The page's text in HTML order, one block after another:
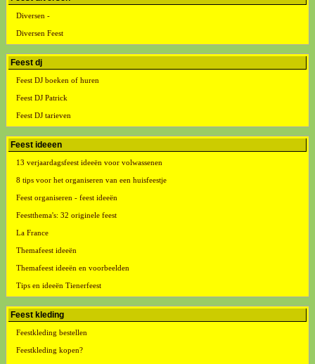
Diversen -
Diversen Feest
Feest dj
Feest DJ boeken of huren
Feest DJ Patrick
Feest DJ tarieven
Feest ideeen
13 verjaardagsfeest ideeën voor volwassenen
8 tips voor het organiseren van een huisfeestje
Feest organiseren - feest ideeën
Feestthema's: 32 originele feest
La France
Themafeest ideeën
Themafeest ideeën en voorbeelden
Tips en ideeën Tienerfeest
Feest kleding
Feestkleding bestellen
Feestkleding kopen?